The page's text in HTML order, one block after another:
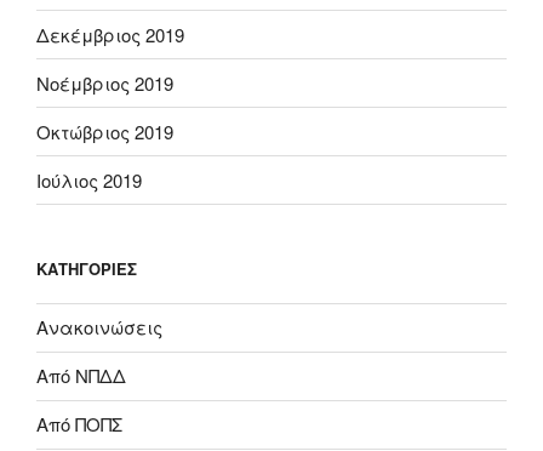
Δεκέμβριος 2019
Νοέμβριος 2019
Οκτώβριος 2019
Ιούλιος 2019
KΑΤΗΓΟΡΊΕΣ
Ανακοινώσεις
Από ΝΠΔΔ
Από ΠΟΠΣ